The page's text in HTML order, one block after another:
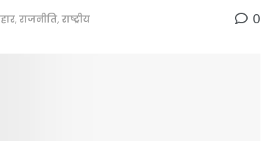
, राजनीति, राष्ट्रीय 0